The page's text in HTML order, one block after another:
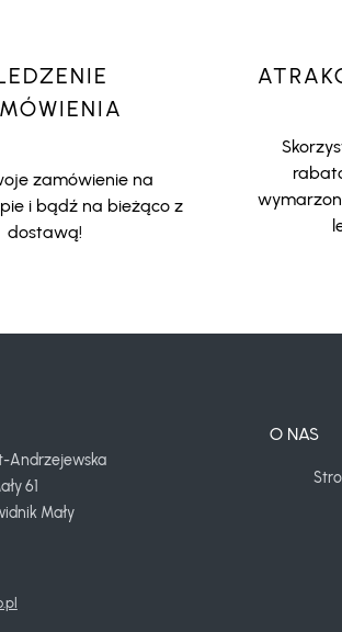
zamówienie na
i bądź na bieżąco z
dostawą!
Andrzejewska
61
Mały
O NAS